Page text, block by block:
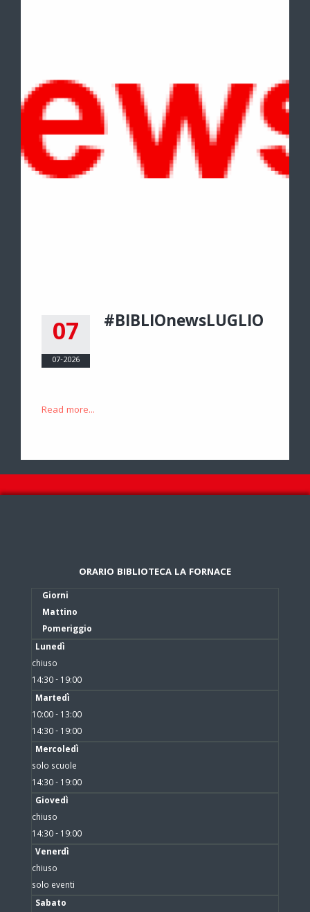
07
07-2026
#BIBLIOnewsLUGLIO
Read more...
ORARIO BIBLIOTECA LA FORNACE
Giorni
Mattino
Pomeriggio
Lunedì
chiuso
14:30 - 19:00
Martedì
10:00 - 13:00
14:30 - 19:00
Mercoledì
solo scuole
14:30 - 19:00
Giovedì
chiuso
14:30 - 19:00
Venerdì
chiuso
solo eventi
Sabato